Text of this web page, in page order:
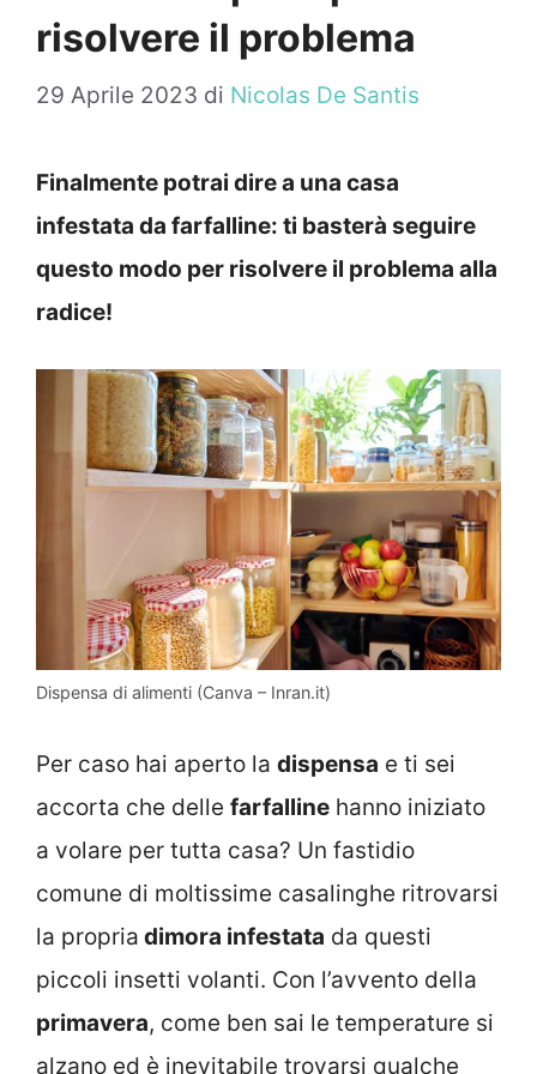
risolvere il problema
29 Aprile 2023 di Nicolas De Santis
Finalmente potrai dire a una casa
infestata da farfalline: ti basterà seguire
questo modo per risolvere il problema alla
radice!
Dispensa di alimenti (Canva – Inran.it)
Per caso hai aperto la dispensa e ti sei
accorta che delle farfalline hanno iniziato
a volare per tutta casa? Un fastidio
comune di moltissime casalinghe ritrovarsi
la propria dimora infestata da questi
piccoli insetti volanti. Con l’avvento della
primavera, come ben sai le temperature si
alzano ed è inevitabile trovarsi qualche